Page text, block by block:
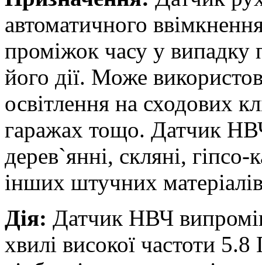
автоматичного
проміжок часу у випадку
його дії. Може
освітлення на сходових
гаражах тощо. Датчик
дерев`янні, скляні, гіпсо-
інших штучних
Дія: Датчик НВЧ
хвилі високої частоти